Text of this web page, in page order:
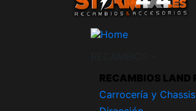
RECAMBIOS LAND
Carrocería y Chassis